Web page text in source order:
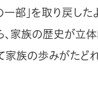
部」を取り戻し
家族の歴史が立
家族の歩みがたど